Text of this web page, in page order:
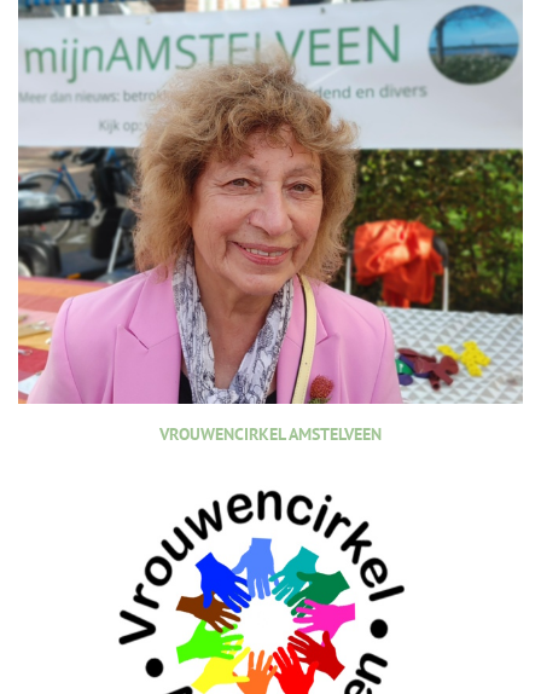
VROUWENCIRKEL AMSTELVEEN